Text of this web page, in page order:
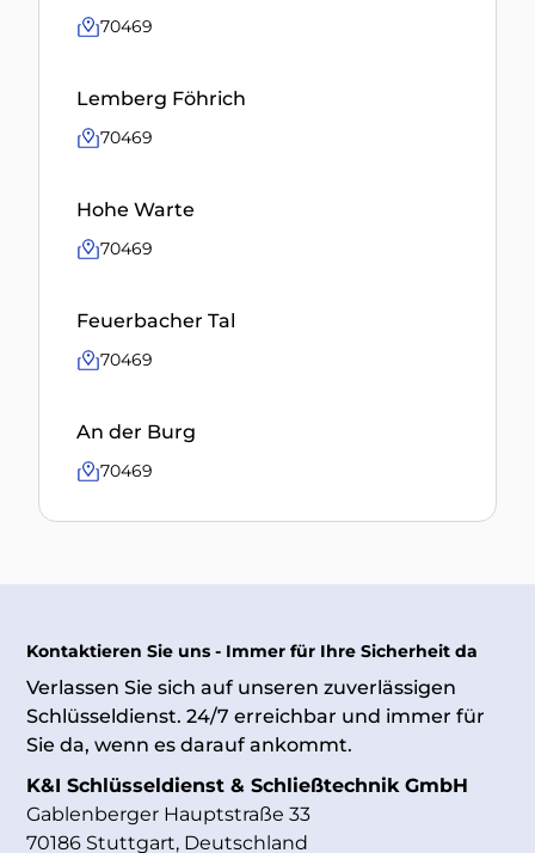
70469
Lemberg Föhrich
70469
Hohe Warte
70469
Feuerbacher Tal
70469
An der Burg
70469
Kontaktieren Sie uns - Immer für Ihre Sicherheit da
Verlassen Sie sich auf unseren zuverlässigen
Schlüsseldienst. 24/7 erreichbar und immer für
Sie da, wenn es darauf ankommt.
K&I Schlüsseldienst & Schließtechnik GmbH
Gablenberger Hauptstraße 33
70186 Stuttgart, Deutschland